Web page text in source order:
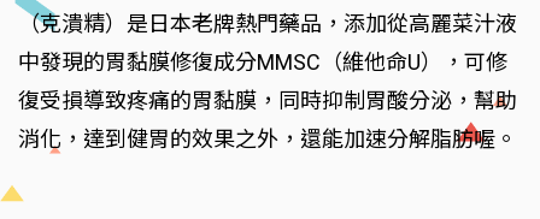
（克潰精）是日本老牌熱門藥品，添加從高麗菜汁液
中發現的胃黏膜修復成分MMSC（維他命U），可修
復受損導致疼痛的胃黏膜，同時抑制胃酸分泌，幫助
消化，達到健胃的效果之外，還能加速分解脂肪喔。